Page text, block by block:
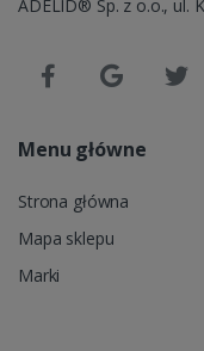
ADELID® Sp. z o.o., ul.
Menu główne
Strona główna
Mapa sklepu
Marki